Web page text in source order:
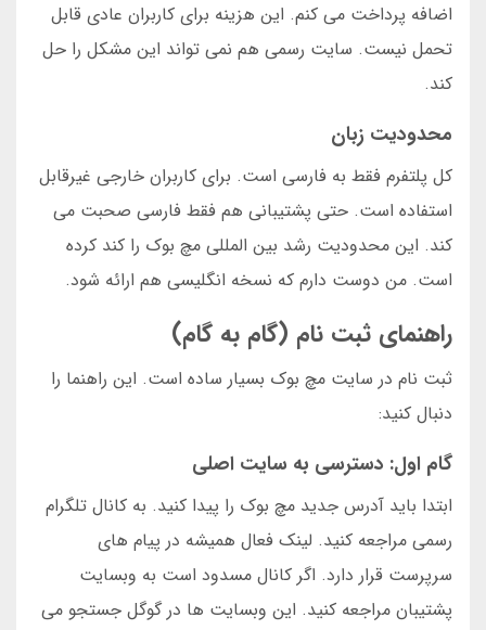
اضافه پرداخت می کنم. این هزینه برای کاربران عادی قابل
تحمل نیست. سایت رسمی هم نمی تواند این مشکل را حل
کند.
محدودیت زبان
کل پلتفرم فقط به فارسی است. برای کاربران خارجی غیرقابل
استفاده است. حتی پشتیبانی هم فقط فارسی صحبت می
کند. این محدودیت رشد بین المللی مچ بوک را کند کرده
است. من دوست دارم که نسخه انگلیسی هم ارائه شود.
راهنمای ثبت نام (گام به گام)
ثبت نام در سایت مچ بوک بسیار ساده است. این راهنما را
دنبال کنید:
گام اول: دسترسی به سایت اصلی
ابتدا باید آدرس جدید مچ بوک را پیدا کنید. به کانال تلگرام
رسمی مراجعه کنید. لینک فعال همیشه در پیام های
سرپرست قرار دارد. اگر کانال مسدود است به وبسایت
پشتیبان مراجعه کنید. این وبسایت ها در گوگل جستجو می